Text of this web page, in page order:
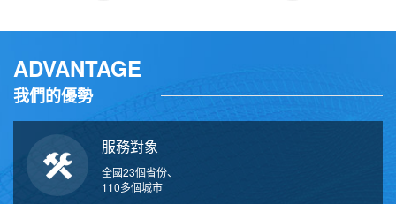
ADVANTAGE
我們的優勢
服務對象
全國23個省份、
110多個城市